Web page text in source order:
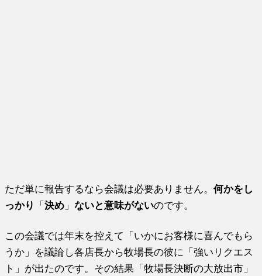
ただ単に報告するなら会議は必要ありません。何かをし
っかり
「決め 」ないと意味がないのです。
この会議では年末を控えて「いかにお客様に喜んでもら
うか」を議論し各店長から牧場長の彼に「強いリクエス
ト」が出たのです。その結果「牧場長決断の大放出市」